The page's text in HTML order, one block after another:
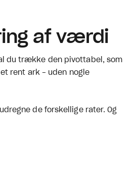
af værdi
du trække den pivottabel, som
rent ark - uden nogle
de forskellige rater. Og